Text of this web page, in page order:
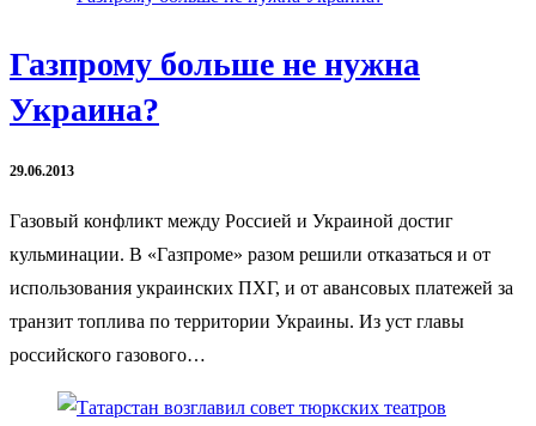
Газпрому больше не нужна
Украина?
29.06.2013
Газовый конфликт между Россией и Украиной достиг
кульминации. В «Газпроме» разом решили отказаться и от
использования украинских ПХГ, и от авансовых платежей за
транзит топлива по территории Украины. Из уст главы
российского газового…